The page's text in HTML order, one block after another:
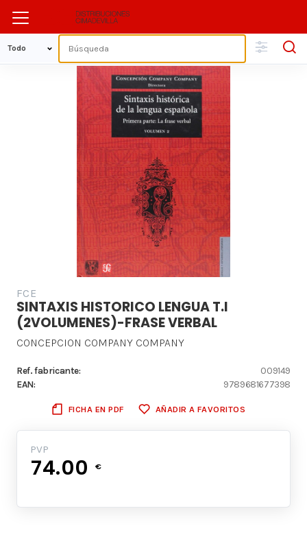
FCE
SINTAXIS HISTORICO LENGUA T.I
(2VOLUMENES)-FRASE VERBAL
CONCEPCION COMPANY COMPANY
Ref. fabricante:
009149
EAN:
9789681677398
FICHA EN PDF AÑADIR A FAVORITOS
PVP
74.00 €